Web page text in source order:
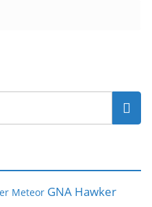
Meteor GNA Hawker